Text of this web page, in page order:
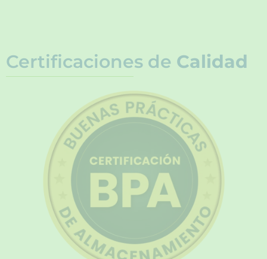
Certificaciones de Calidad